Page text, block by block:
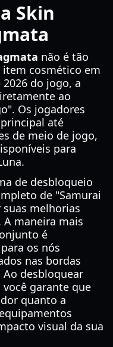
Skin
não é tão
cosmético em
do jogo, a
ao
Os jogadores
até
de meio de jogo,
para
de desbloqueio
de "Samurai
suas melhorias
A maneira mais
é
os nós
nas bordas
desbloquear
garante que
quanto a
visual da sua